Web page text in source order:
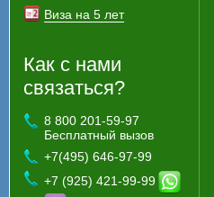
Виза на 5 лет
Как с нами
связаться?
8 800 201-59-97
Бесплатный вызов
+7(495) 646-97-99
+7 (925) 421-99-99